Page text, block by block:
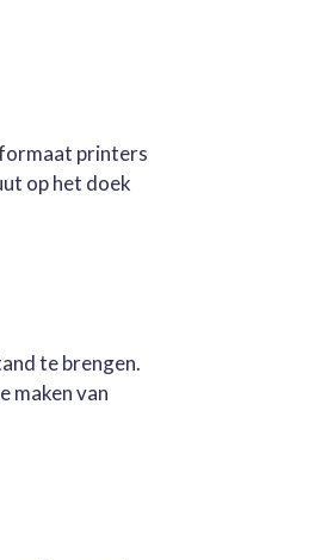
printers
op het doek
te brengen.
maken van